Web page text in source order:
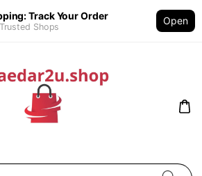
Track Your Order
Shops
Open